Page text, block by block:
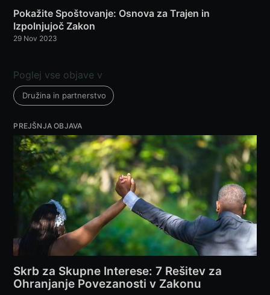
Pokažite Spoštovanje: Osnova za Trajen in
Izpolnjujoč Zakon
29 Nov 2023
Poglej vse objave v
Družina in partnerstvo
PREJŠNJA OBJAVA
Skrb za Skupne Interese: 7 Rešitev za
Ohranjanje Povezanosti v Zakonu